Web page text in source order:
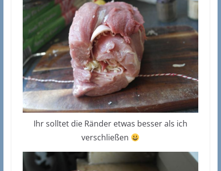
Ihr solltet die Ränder etwas besser als ich
verschließen